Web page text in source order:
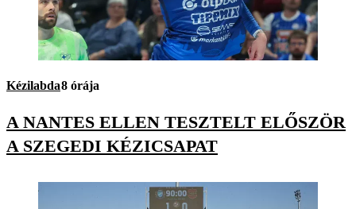
Kézilabda8 órája
A NANTES ELLEN TESZTELT ELŐSZÖR
A SZEGEDI KÉZICSAPAT